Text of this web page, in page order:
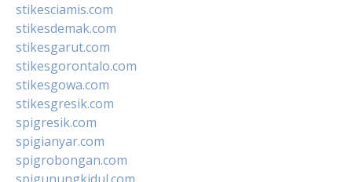
stikesciamis.com
stikesdemak.com
stikesgarut.com
stikesgorontalo.com
stikesgowa.com
stikesgresik.com
spigresik.com
spigianyar.com
spigrobongan.com
spigunungkidul.com